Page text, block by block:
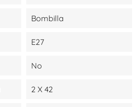
Bombilla
E27
No
2 X 42